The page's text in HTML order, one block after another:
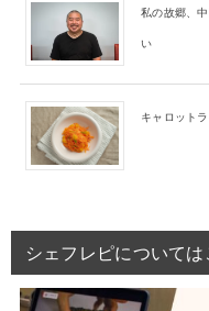
私の故郷、
い
キャロット
シェフレピについては